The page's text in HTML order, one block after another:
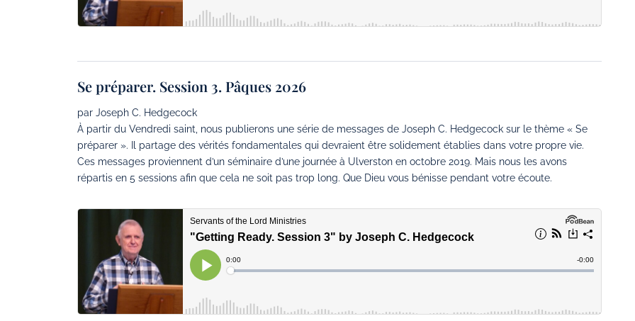
Se préparer. Session 3. Pâques 2026
par Joseph C. Hedgecock
À partir du Vendredi saint, nous publierons une série de messages de Joseph C. Hedgecock sur le thème « Se
préparer ». Il partage des vérités fondamentales qui devraient être solidement établies dans votre propre vie.
Ces messages proviennent d’un séminaire d’une journée à Ulverston en octobre 2019. Mais nous les avons
répartis en 5 sessions afin que cela ne soit pas trop long. Que Dieu vous bénisse pendant votre écoute.